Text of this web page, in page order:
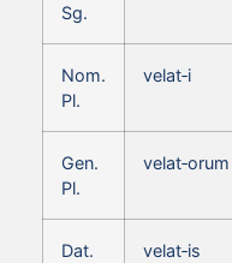
Sg.
Nom.
Pl.
velat‑i
Gen.
Pl.
velat‑orum
Dat.
velat‑is